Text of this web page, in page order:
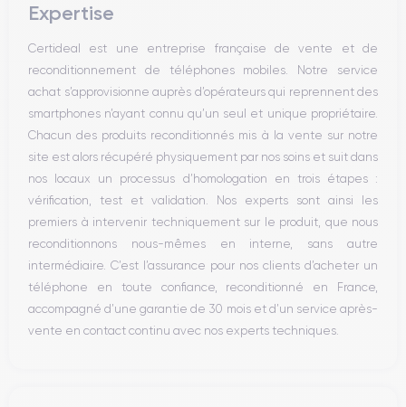
Haut parleur
Bouton Home
Bluetooth
WiFi
Réseau
Vibreur
Prise USB
Expertise
Certideal est une entreprise française de vente et de
reconditionnement de téléphones mobiles. Notre service
achat s’approvisionne auprès d’opérateurs qui reprennent des
smartphones n’ayant connu qu’un seul et unique propriétaire.
Chacun des produits reconditionnés mis à la vente sur notre
site est alors récupéré physiquement par nos soins et suit dans
nos locaux un processus d’homologation en trois étapes :
vérification, test et validation. Nos experts sont ainsi les
premiers à intervenir techniquement sur le produit, que nous
reconditionnons nous-mêmes en interne, sans autre
intermédiaire. C’est l’assurance pour nos clients d’acheter un
téléphone en toute confiance, reconditionné en France,
accompagné d’une garantie de 30 mois et d’un service après-
vente en contact continu avec nos experts techniques.